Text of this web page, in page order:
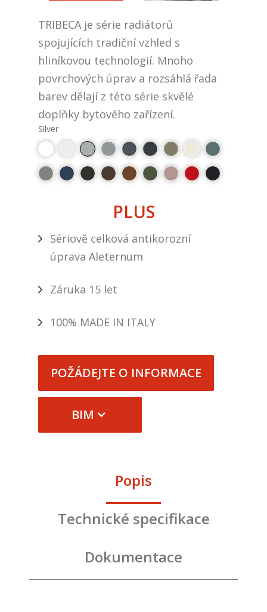
TRIBECA je série radiátorů
spojujících tradiční vzhled s
hliníkovou technologií. Mnoho
povrchových úprav a rozsáhlá řada
barev dělají z této série skvělé
doplňky bytového zařízení.
Silver
PLUS
Sériově celková antikorozní
úprava Aleternum
Záruka 15 let
100% MADE IN ITALY
POŽÁDEJTE O INFORMACE
BIM
Popis
Technické specifikace
Dokumentace